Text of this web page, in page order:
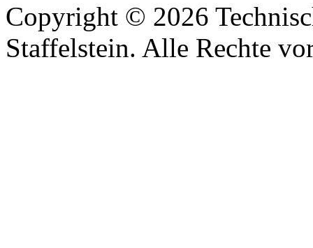
Copyright © 2026
Staffelstein. Alle Rechte